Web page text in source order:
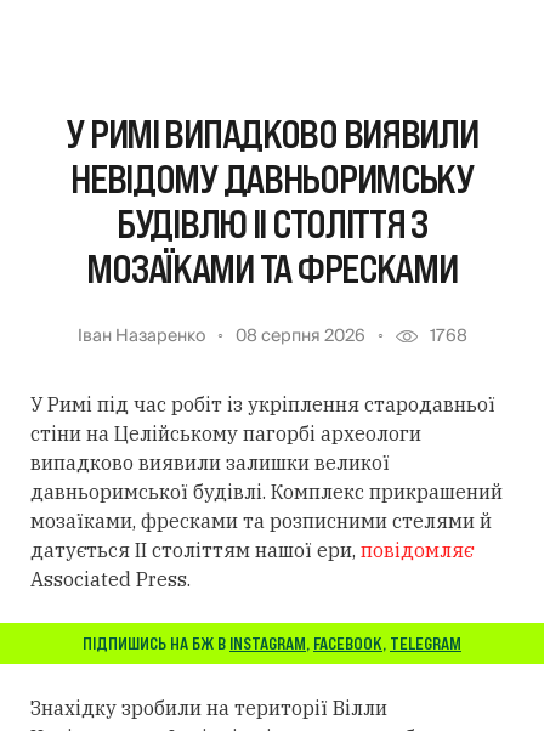
У РИМІ ВИПАДКОВО ВИЯВИЛИ
НЕВІДОМУ ДАВНЬОРИМСЬКУ
БУДІВЛЮ II СТОЛІТТЯ З
МОЗАЇКАМИ ТА ФРЕСКАМИ
Іван Назаренко 08 серпня 2026 1768
У Римі під час робіт із укріплення стародавньої
стіни на Целійському пагорбі археологи
випадково виявили залишки великої
давньоримської будівлі. Комплекс прикрашений
мозаїками, фресками та розписними стелями й
датується II століттям нашої ери, повідомляє
Associated Press.
ПІДПИШИСЬ НА БЖ В INSTAGRAM, FACEBOOK, TELEGRAM
Знахідку зробили на території Вілли